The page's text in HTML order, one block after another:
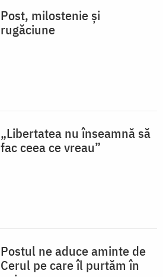
Post, milostenie și
rugăciune
„Libertatea nu înseamnă să
fac ceea ce vreau”
Postul ne aduce aminte de
Cerul pe care îl purtăm în